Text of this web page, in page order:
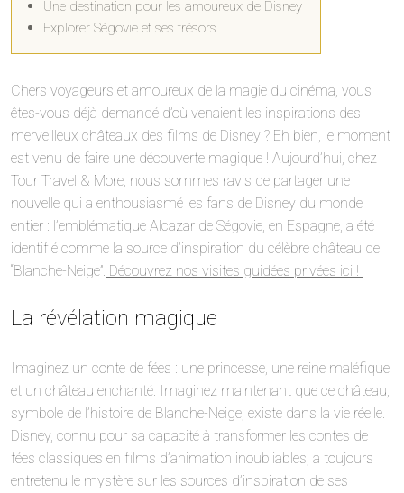
Une destination pour les amoureux de Disney
Explorer Ségovie et ses trésors
Chers voyageurs et amoureux de la magie du cinéma, vous
êtes-vous déjà demandé d’où venaient les inspirations des
merveilleux châteaux des films de Disney ? Eh bien, le moment
est venu de faire une découverte magique ! Aujourd’hui, chez
Tour Travel & More, nous sommes ravis de partager une
nouvelle qui a enthousiasmé les fans de Disney du monde
entier : l’emblématique Alcazar de Ségovie, en Espagne, a été
identifié comme la source d’inspiration du célèbre château de
“Blanche-Neige”. Découvrez nos visites guidées privées ici !
La révélation magique
Imaginez un conte de fées : une princesse, une reine maléfique
et un château enchanté. Imaginez maintenant que ce château,
symbole de l’histoire de Blanche-Neige, existe dans la vie réelle.
Disney, connu pour sa capacité à transformer les contes de
fées classiques en films d’animation inoubliables, a toujours
entretenu le mystère sur les sources d’inspiration de ses